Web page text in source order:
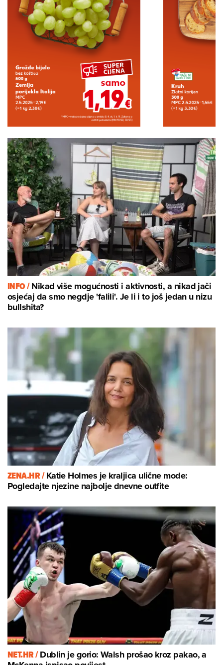
INFO /Nikad više mogućnosti i aktivnosti, a nikad jači
osjećaj da smo negdje 'falili'. Je li i to još jedan u nizu
bullshita?
ZENA.HR /Katie Holmes je kraljica ulične mode:
Pogledajte njezine najbolje dnevne outfite
NET.HR /Dublin je gorio: Walsh prošao kroz pakao, a